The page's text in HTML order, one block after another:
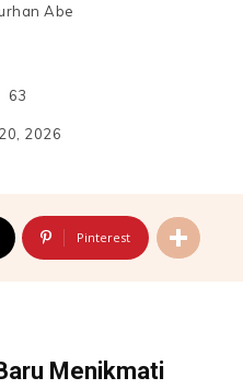
Abe
63
2026
Pinterest
Menikmati